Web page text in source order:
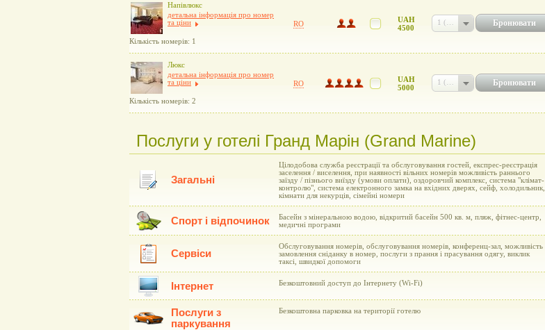
Напівлюкс
детальна інформація про номер
та ціни
Кількість номерів: 1
RO
UAH
4500
Бронювати
Люкс
детальна інформація про номер
та ціни
Кількість номерів: 2
RO
UAH
5000
Бронювати
Послуги у готелі Гранд Марін (Grand Marine)
Загальні
Цілодобова служба реєстрації та обслуговування гостей, експрес-реєстрація
заселення / виселення, при наявності вільних номерів можливість раннього
заїзду / пізнього виїзду (умови оплати), оздоровчий комплекс, система "клімат-
контролю", система електронного замка на вхідних дверях, сейф, холодильник,
кімнати для некурців, сімейні номери
Спорт і відпочинок
Басейн з мінеральною водою, відкритий басейн 500 кв. м, пляж, фітнес-центр,
медичні програми
Сервіси
Обслуговування номерів, обслуговування номерів, конференц-зал, можливість
замовлення сніданку в номер, послуги з прання і прасування одягу, виклик
таксі, швидкої допомоги
Інтернет Безкоштовний доступ до Інтернету (Wi-Fi)
Послуги з
паркування
Безкоштовна парковка на території готелю